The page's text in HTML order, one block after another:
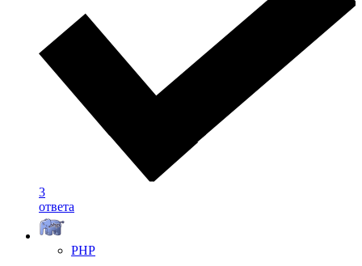
3
ответа
PHP